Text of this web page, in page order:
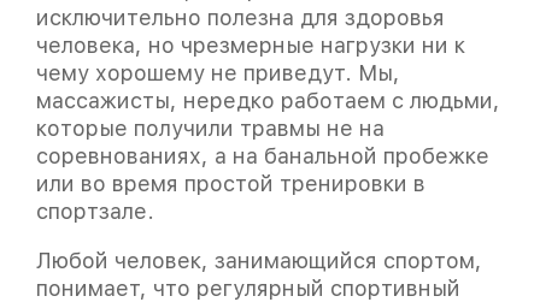
исключительно полезна для здоровья
человека, но чрезмерные нагрузки ни к
чему хорошему не приведут. Мы,
массажисты, нередко работаем с людьми,
которые получили травмы не на
соревнованиях, а на банальной пробежке
или во время простой тренировки в
спортзале.
Любой человек, занимающийся спортом,
понимает, что регулярный спортивный